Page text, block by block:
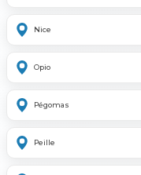
Nice
Opio
Pégomas
Peille